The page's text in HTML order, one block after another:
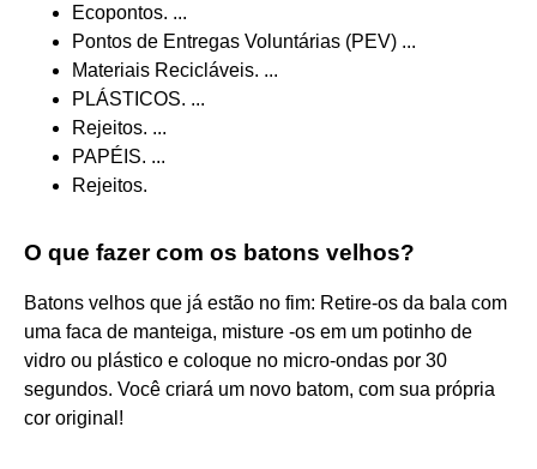
Ecopontos. ...
Pontos de Entregas Voluntárias (PEV) ...
Materiais Recicláveis. ...
PLÁSTICOS. ...
Rejeitos. ...
PAPÉIS. ...
Rejeitos.
O que fazer com os batons velhos?
Batons velhos que já estão no fim: Retire-os da bala com
uma faca de manteiga, misture -os em um potinho de
vidro ou plástico e coloque no micro-ondas por 30
segundos. Você criará um novo batom, com sua própria
cor original!